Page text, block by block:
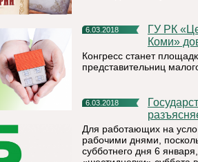
6.03.2018
ГУ РК «Центр поддержки развития экономики Республики
Коми»
Конгресс станет
представительниц
6.03.2018
Государственная инспекция труда в республике Коми
Для работающих на
рабочими днями,
субботнего дня 6